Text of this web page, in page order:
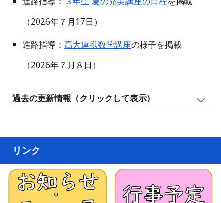
（2026年７月17日）
進路指導：高大連携数学講座の様子を掲載
（2026年７月８日）
過去の更新情報（クリックして表示）
リンク